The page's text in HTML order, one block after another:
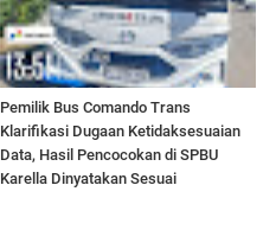
Pemilik Bus Comando Trans
Klarifikasi Dugaan Ketidaksesuaian
Data, Hasil Pencocokan di SPBU
Karella Dinyatakan Sesuai